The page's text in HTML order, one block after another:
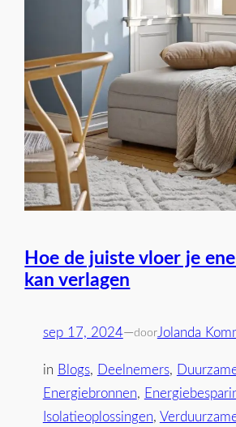
Hoe de juiste vloer je
kan verlagen
sep 17, 2024—doorJolanda
in Blogs, Deelnemers,
Energiebronnen,
Isolatieoplossingen,